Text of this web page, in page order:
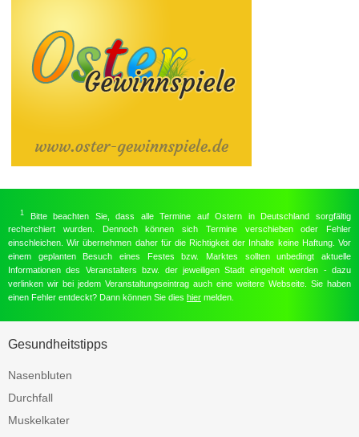
1
Bitte beachten Sie, dass alle Termine auf Ostern in Deutschland sorgfältig
recherchiert wurden. Dennoch können sich Termine verschieben oder Fehler
einschleichen. Wir übernehmen daher für die Richtigkeit der Inhalte keine Haftung. Vor
einem geplanten Besuch eines Festes bzw. Marktes sollten unbedingt aktuelle
Informationen des Veranstalters bzw. der jeweiligen Stadt eingeholt werden - dazu
verlinken wir bei jedem Veranstaltungseintrag auch eine weitere Webseite. Sie haben
einen Fehler entdeckt? Dann können Sie dies hier melden.
Gesundheitstipps
Nasenbluten
Durchfall
Muskelkater